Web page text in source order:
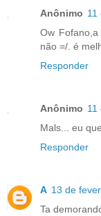
Anônimo 11
Ow
não =/. é
Responder
Anônimo 11
Mals... eu
Responder
A 13 de
Ta